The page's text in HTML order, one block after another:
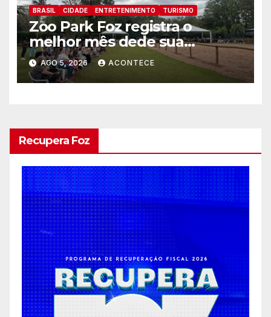
BRASIL CIDADE ENTRETENIMENTO TURISMO
Zoo Park Foz registra o
melhor mês dede sua
inauguração
AGO 5, 2026 ACONTECE
Recupera Foz